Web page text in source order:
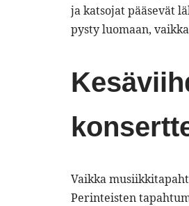
ja katsojat pääsevät
pysty luomaan,
Vaikka
Perinteisten